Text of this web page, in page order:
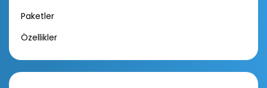
Paketler
Özellikler